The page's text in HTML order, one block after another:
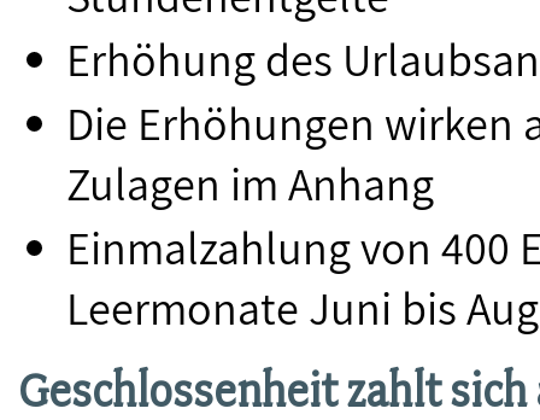
Erhöhung des
Die Erhöhungen
Zulagen im Anhang
Einmalzahlung von 400
Leermonate Juni bis
Geschlossenheit zahlt sich